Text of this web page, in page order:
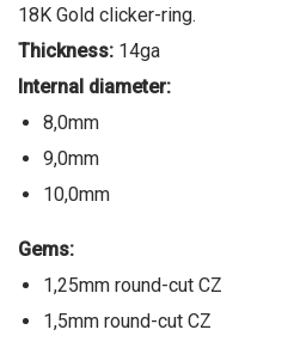
18K Gold clicker-ring.
Thickness: 14ga
Internal diameter:
8,0mm
9,0mm
10,0mm
Gems:
1,25mm round-cut CZ
1,5mm round-cut CZ